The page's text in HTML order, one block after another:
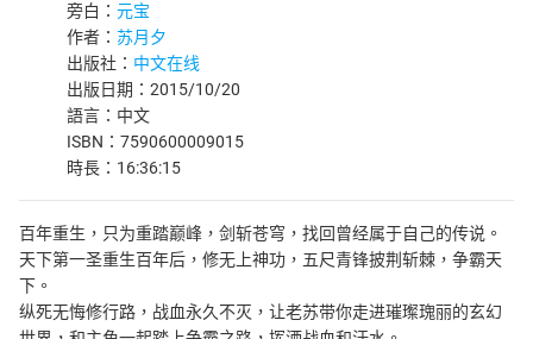
旁白： 元宝
作者： 苏月夕
出版社： 中文在线
出版日期：2015/10/20
語言：中文
ISBN：7590600009015
時長：16:36:15
百年重生，只为重踏巅峰，剑斩苍穹，找回曾经属于自己的传说。
天下第一圣重生百年后，修无上神功，五尺青锋披荆斩棘，争霸天
下。
纵死无悔修行路，战血永久不灭，让老苏带你走进璀璨瑰丽的玄幻